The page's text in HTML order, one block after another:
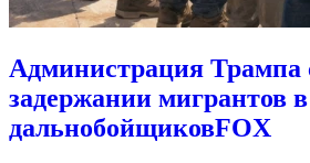
Администрация Трампа
задержании мигрантов
дальнобойщиковFOX